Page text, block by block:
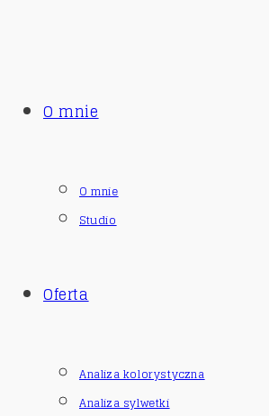
O mnie
O mnie
Studio
Oferta
Analiza kolorystyczna
Analiza sylwetki